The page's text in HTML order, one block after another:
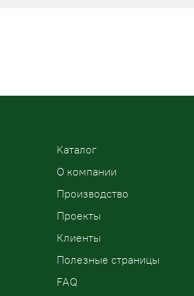
Kаталог
О компании
Производство
Проекты
Клиенты
Полезные страницы
FAQ